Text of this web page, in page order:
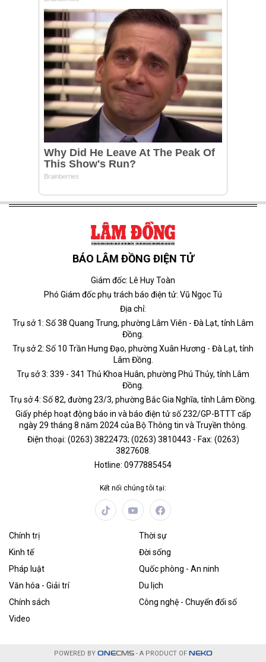
BÁO LÂM ĐỒNG ĐIỆN TỬ
Giám đốc: Lê Huy Toàn
Phó Giám đốc phụ trách báo điện tử: Vũ Ngọc Tú
Địa chỉ:
Trụ sở 1: Số 38 Quang Trung, phường Lâm Viên - Đà Lạt, tỉnh Lâm
Đồng.
Trụ sở 2: Số 10 Trần Hưng Đạo, phường Xuân Hương - Đà Lạt, tỉnh
Lâm Đồng.
Trụ sở 3: 339 - 341 Thủ Khoa Huân, phường Phú Thủy, tỉnh Lâm
Đồng.
Trụ sở 4: Số 82, đường 23/3, phường Bắc Gia Nghĩa, tỉnh Lâm Đồng.
Giấy phép hoạt động báo in và báo điện tử số 232/GP-BTTT cấp
ngày 29 tháng 8 năm 2024 của Bộ Thông tin và Truyền thông.
Điện thoại: (0263) 3822473; (0263) 3810443 - Fax: (0263)
3827608.
Hotline: 0977885454
Kết nối chúng tôi tại:
Chính trị
Thời sự
Kinh tế
Đời sống
Pháp luật
Quốc phòng - An ninh
Văn hóa - Giải trí
Du lịch
Chính sách
Công nghệ - Chuyển đổi số
Video
POWERED BY ONECMS- A PRODUCT OF NEKO